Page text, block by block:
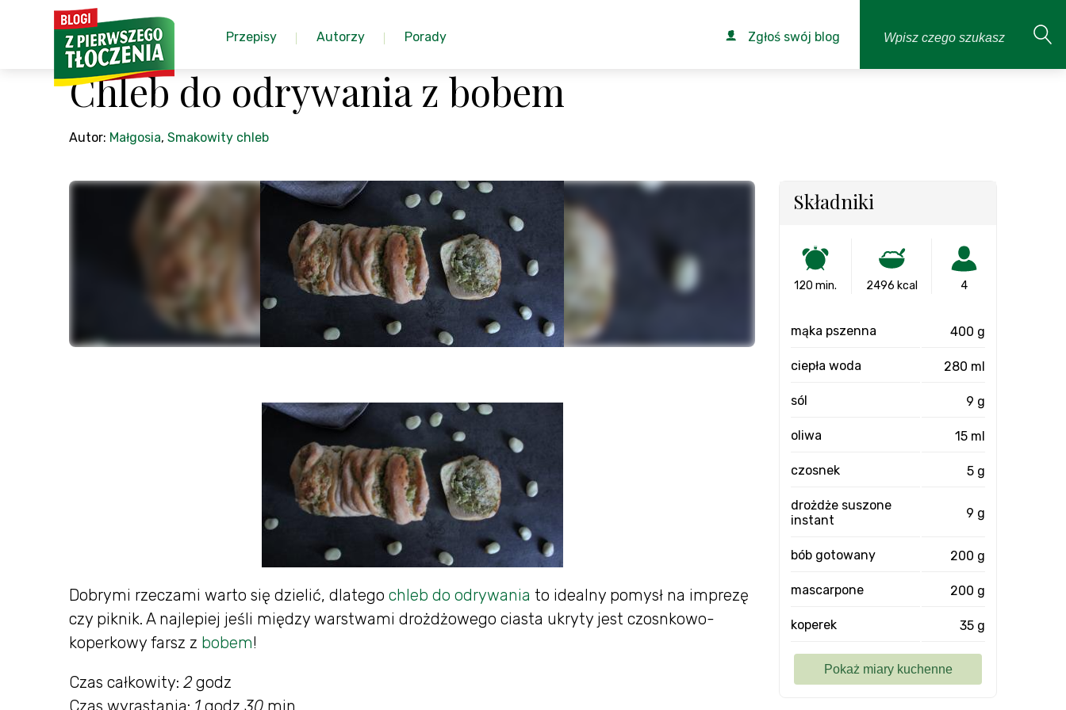
Przepisy Autorzy Porady Zgłoś swój blog
Chleb do odrywania z bobem
Autor: Małgosia, Smakowity chleb
Dobrymi rzeczami warto się dzielić, dlatego chleb do odrywania to idealny pomysł na imprezę
czy piknik. A najlepiej jeśli między warstwami drożdżowego ciasta ukryty jest czosnkowo-
koperkowy farsz z bobem!
Czas całkowity: 2 godz
Składniki
120 min. 2496 kcal 4
mąka pszenna 400 g
ciepła woda 280 ml
sól 9 g
oliwa 15 ml
czosnek 5 g
drożdże suszone
instant
9 g
bób gotowany 200 g
mascarpone 200 g
koperek 35 g